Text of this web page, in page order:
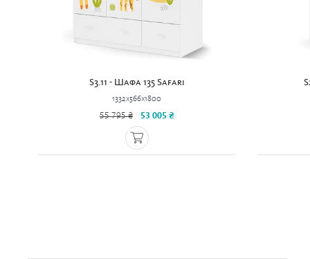
S3.11 - Шафа 135 Safari
1332x566x1800
55 795 ₴ 53 005 ₴